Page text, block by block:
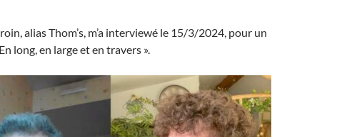
alias Thom’s, m’a interviewé le 15/3/2024, pour un
long, en large et en travers ».